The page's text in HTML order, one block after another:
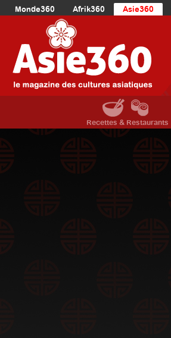
Monde360 Afrik360 Asie360
Europe360
Océanie360
Recettes & Restaurants